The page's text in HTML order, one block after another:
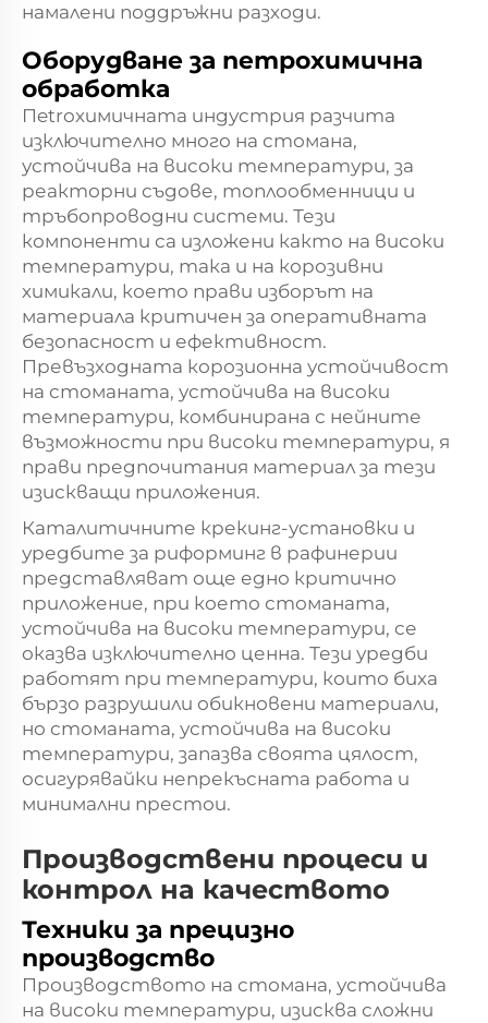
намалени поддръжни разходи.
Оборудване за петрохимична
обработка
Пetroхимичната индустрия разчита
изключително много на стомана,
устойчива на високи температури, за
реакторни съдове, топлообменници и
тръбопроводни системи. Тези
компоненти са изложени както на високи
температури, така и на корозивни
химикали, което прави изборът на
материала критичен за оперативната
безопасност и ефективност.
Превъзходната корозионна устойчивост
на стоманата, устойчива на високи
температури, комбинирана с нейните
възможности при високи температури, я
прави предпочитания материал за тези
изискващи приложения.
Каталитичните крекинг-установки и
уредбите за риформинг в рафинерии
представляват още едно критично
приложение, при което стоманата,
устойчива на високи температури, се
оказва изключително ценна. Тези уредби
работят при температури, които биха
бързо разрушили обикновени материали,
но стоманата, устойчива на високи
температури, запазва своята цялост,
осигурявайки непрекъсната работа и
минимални престои.
Производствени процеси и
контрол на качеството
Техники за прецизно
производство
Производството на стомана, устойчива
на високи температури, изисква сложни